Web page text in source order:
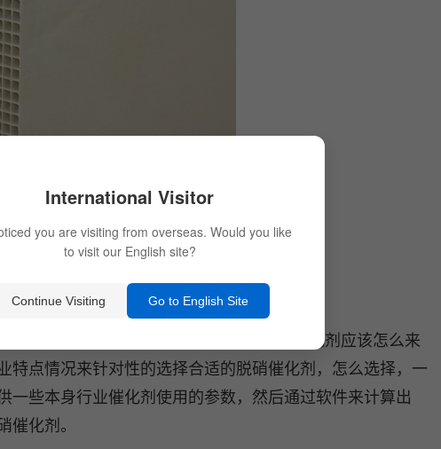
的，用于脱硝、催化的效果。那么脱硝催化剂应该怎么来
点情况来针对性的选择合适的脱硝催化剂，怎么选择，一
些本身行业催化剂使用的参数，然后通过软件来计算出
化剂。
International Visitor
you are visiting from overseas. Would you like
to visit our English site?
Continue Visiting Go to English Site